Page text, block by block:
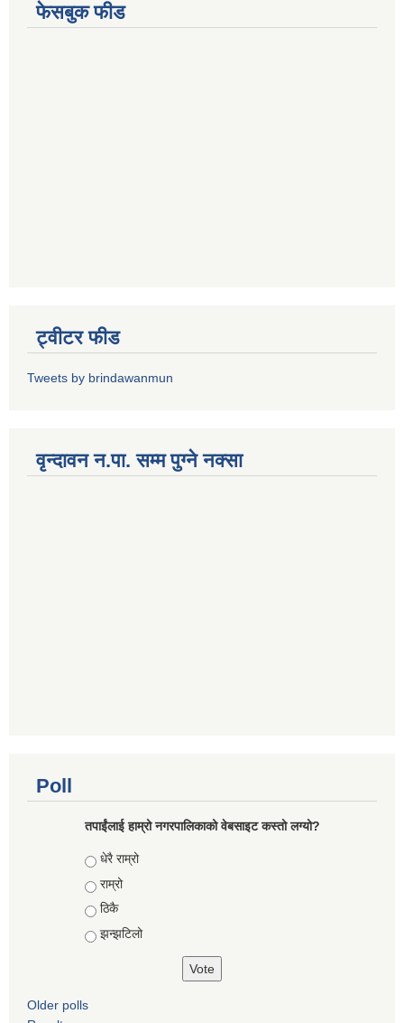
फेसबुक फीड
ट्वीटर फीड
Tweets by brindawanmun
वृन्दावन न.पा. सम्म पुग्ने नक्सा
Poll
तपाईंलाई हाम्रो नगरपालिकाको वेबसाइट कस्तो लग्यो?
Choices
धेरै राम्रो
राम्रो
ठिकै
झन्झटिलो
Older polls